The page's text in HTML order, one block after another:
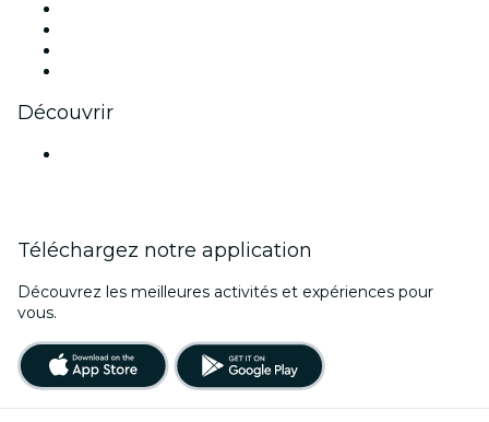
Découvrir
Téléchargez notre application
Découvrez les meilleures activités et expériences pour
vous.